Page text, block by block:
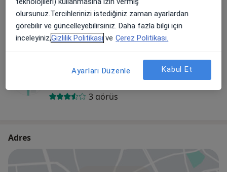
Dr. Pervız Yakupoglu
İç Hastalıkları
Uzm. Dr. Mustafa Lütfü Tanverdi
3 görüş
Adres
olursunuz.Tercihlerinizi istediğiniz zaman ayarlardan
görebilir ve güncelleyebilirsiniz. Daha fazla bilgi için
inceleyiniz,Gizlilik Politikası ve Çerez Politikası.
Ayarları Düzenle Kabul Et